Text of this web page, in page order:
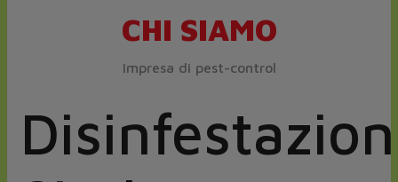
CHI SIAMO
Impresa di pest-control